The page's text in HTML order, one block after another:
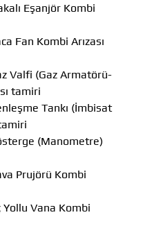
Eşanjör Kombi
Fan Kombi Arızası
Valfi (Gaz Armatörü-
tamiri
Tankı (İmbisat
(Manometre)
Prujörü Kombi
Vana Kombi